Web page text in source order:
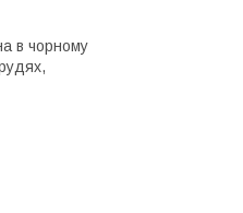
в чорному